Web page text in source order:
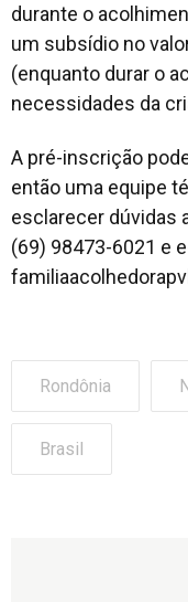
durante o
um subsídio no
(enquanto durar o
necessidades da
A pré-inscrição
então uma equipe
esclarecer dúvidas
(69) 98473-6021 e
Rondônia
Brasil